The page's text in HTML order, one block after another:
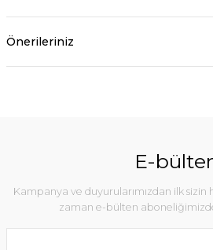
Önerileriniz
E-
Kampanya ve duyurularımızdan ilk
zaman e-bülten